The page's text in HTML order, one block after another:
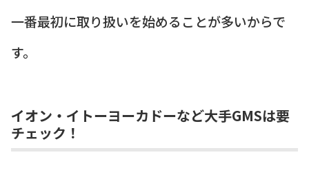
一番最初に取り扱いを始めることが多いからで
す。
イオン・イトーヨーカドーなど大手GMSは要
チェック！